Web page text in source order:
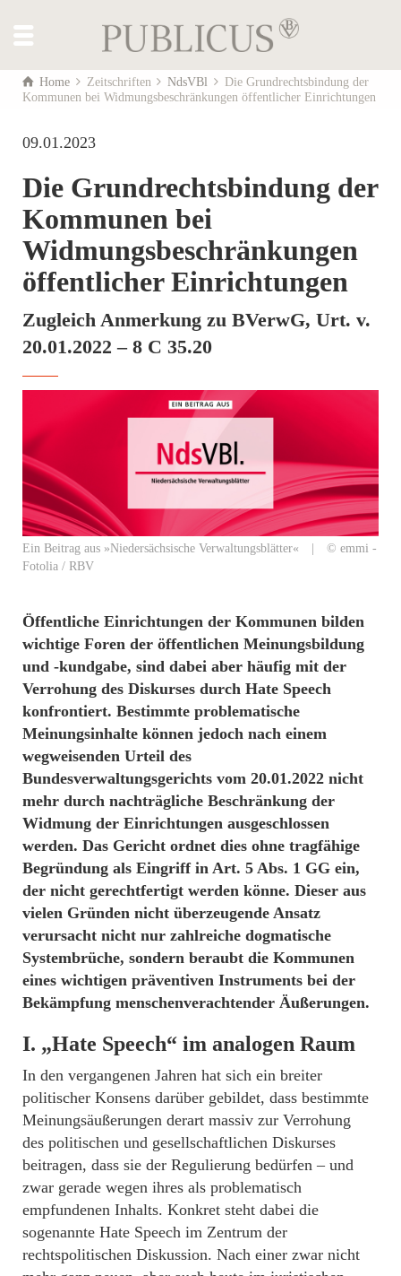
Home Zeitschriften NdsVBl
Die Grundrechtsbindung der
Kommunen bei Widmungsbeschränkungen öffentlicher Einrichtungen
09.01.2023
Die Grundrechtsbindung der
Kommunen bei
Widmungsbeschränkungen
öffentlicher Einrichtungen
Zugleich Anmerkung zu BVerwG, Urt. v.
20.01.2022 – 8 C 35.20
Ein Beitrag aus »Niedersächsische Verwaltungsblätter« | © emmi -
Fotolia / RBV
Öffentliche Einrichtungen der Kommunen bilden
wichtige Foren der öffentlichen Meinungsbildung
und -kundgabe, sind dabei aber häufig mit der
Verrohung des Diskurses durch Hate Speech
konfrontiert. Bestimmte problematische
Meinungsinhalte können jedoch nach einem
wegweisenden Urteil des
Bundesverwaltungsgerichts vom 20.01.2022 nicht
mehr durch nachträgliche Beschränkung der
Widmung der Einrichtungen ausgeschlossen
werden. Das Gericht ordnet dies ohne tragfähige
Begründung als Eingriff in Art. 5 Abs. 1 GG ein,
der nicht gerechtfertigt werden könne. Dieser aus
vielen Gründen nicht überzeugende Ansatz
verursacht nicht nur zahlreiche dogmatische
Systembrüche, sondern beraubt die Kommunen
eines wichtigen präventiven Instruments bei der
Bekämpfung menschenverachtender Äußerungen.
I. „Hate Speech“ im analogen Raum
In den vergangenen Jahren hat sich ein breiter
politischer Konsens darüber gebildet, dass bestimmte
Meinungsäußerungen derart massiv zur Verrohung
des politischen und gesellschaftlichen Diskurses
beitragen, dass sie der Regulierung bedürfen – und
zwar gerade wegen ihres als problematisch
empfundenen Inhalts. Konkret steht dabei die
sogenannte Hate Speech im Zentrum der
rechtspolitischen Diskussion. Nach einer zwar nicht